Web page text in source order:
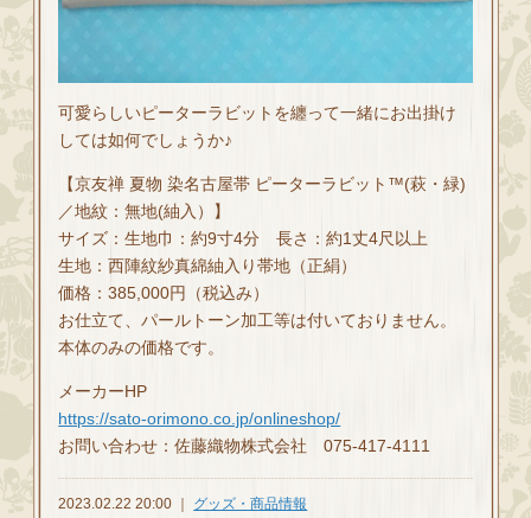
可愛らしいピーターラビットを纏って一緒にお出掛け
しては如何でしょうか♪
【京友禅 夏物 染名古屋帯 ピーターラビット™(萩・緑)
／地紋：無地(紬入）】
サイズ：生地巾：約9寸4分 長さ：約1丈4尺以上
生地：西陣紋紗真綿紬入り帯地（正絹）
価格：385,000円（税込み）
お仕立て、パールトーン加工等は付いておりません。
本体のみの価格です。
メーカーHP
https://sato-orimono.co.jp/onlineshop/
お問い合わせ：佐藤織物株式会社 075-417-4111
2023.02.22 20:00 ｜ グッズ・商品情報